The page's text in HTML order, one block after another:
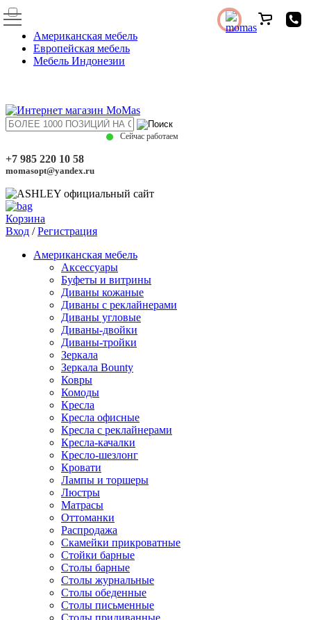
Американская мебель
Европейская мебель
Мебель Индонезии
Сейчас работаем
+7 985 220 10 58
momasopt@yandex.ru
Корзина
Вход /Регистрация
Американская мебель
Аксессуары
Буфеты и витрины
Диваны кожаные
Диваны с реклайнерами
Диваны угловые
Диваны-двойки
Диваны-тройки
Зеркала
Зеркала Bounty
Ковры
Комоды
Кресла
Кресла офисные
Кресла с реклайнерами
Кресла-качалки
Кресло-шезлонг
Кровати
Лампы и торшеры
Люстры
Матрасы
Оттоманки
Распродажа
Скамейки прикроватные
Стойки барные
Столы барные
Столы журнальные
Столы обеденные
Столы письменные
Столы придиванные